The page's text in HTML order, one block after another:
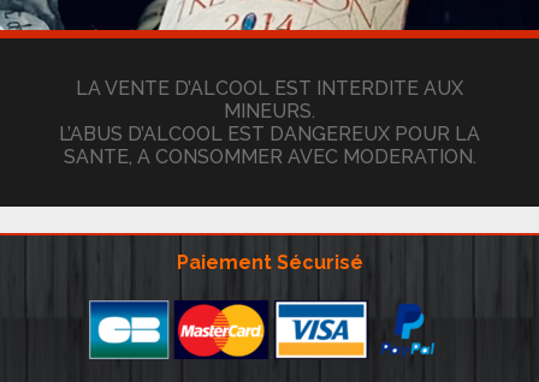
LA VENTE D’ALCOOL EST INTERDITE AUX
MINEURS.
L’ABUS D’ALCOOL EST DANGEREUX POUR LA
SANTE, A CONSOMMER AVEC MODERATION.
Paiement Sécurisé